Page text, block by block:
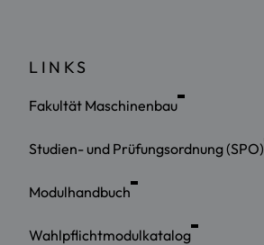
LINKS
Fakultät Maschinenbau
Studien- und Prüfungsordnung (SPO)
Modulhandbuch
Wahlpflichtmodulkatalog